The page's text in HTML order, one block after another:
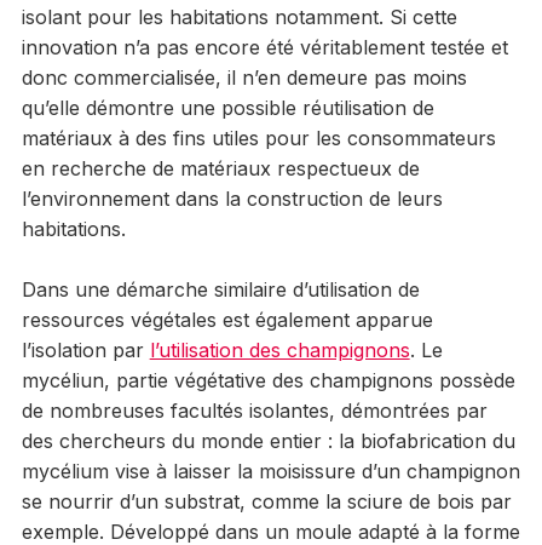
isolant pour les habitations notamment. Si cette
innovation n’a pas encore été véritablement testée et
donc commercialisée, il n’en demeure pas moins
qu’elle démontre une possible réutilisation de
matériaux à des fins utiles pour les consommateurs
en recherche de matériaux respectueux de
l’environnement dans la construction de leurs
habitations.
Dans une démarche similaire d’utilisation de
ressources végétales est également apparue
l’isolation par l’utilisation des champignons. Le
mycéliun, partie végétative des champignons possède
de nombreuses facultés isolantes, démontrées par
des chercheurs du monde entier : la biofabrication du
mycélium vise à laisser la moisissure d’un champignon
se nourrir d’un substrat, comme la sciure de bois par
exemple. Développé dans un moule adapté à la forme